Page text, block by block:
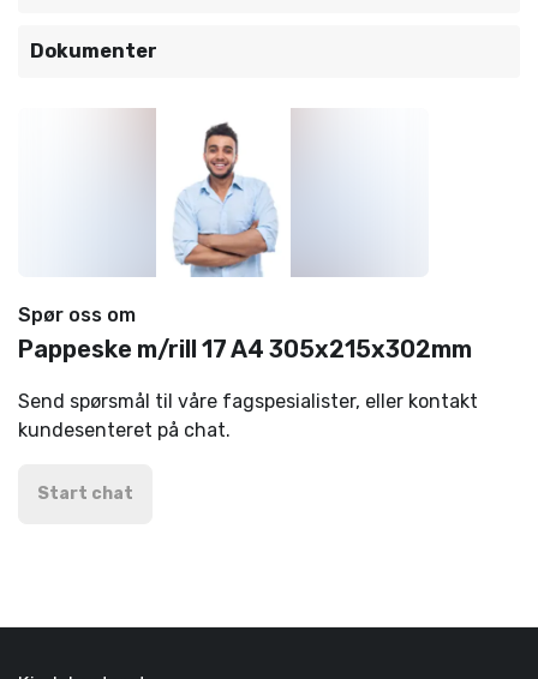
Dokumenter
Spør oss om
Pappeske m/rill 17 A4 305x215x302mm
Send spørsmål til våre fagspesialister, eller kontakt
kundesenteret på chat.
Start chat